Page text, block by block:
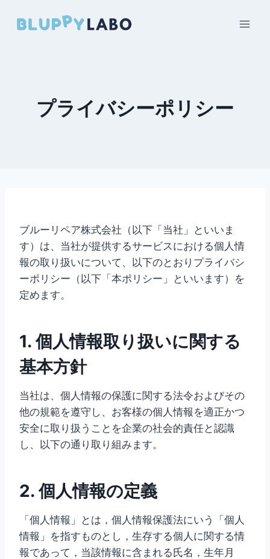
プライバシーポリシー
ブルーリペア株式会社（以下「当社」といいま
す）は、当社が提供するサービスにおける個人情
報の取り扱いについて、以下のとおりプライバシ
ーポリシー（以下「本ポリシー」といいます）を
定めます。
1. 個人情報取り扱いに関する
基本方針
当社は、個人情報の保護に関する法令およびその
他の規範を遵守し、お客様の個人情報を適正かつ
安全に取り扱うことを企業の社会的責任と認識
し、以下の通り取り組みます。
2. 個人情報の定義
「個人情報」とは，個人情報保護法にいう「個人
情報」を指すものとし，生存する個人に関する情
報であって，当該情報に含まれる氏名，生年月